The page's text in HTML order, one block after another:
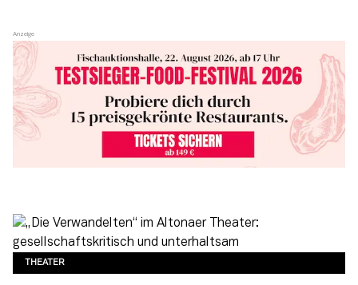
THEATER